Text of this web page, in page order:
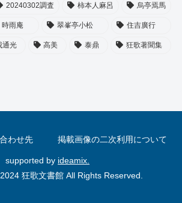
20240302調査 柿本人麻呂 烏亭焉馬
時雨庵 翠峯亭小松 住吉廣行
通光 高美 泰鼎 狂歌著聞集
わせ先 掲載画像の二次利用について
supported by ideamix.
狂歌文書館 All Rights Reserved.